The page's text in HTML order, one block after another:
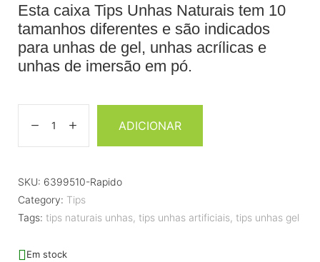
Esta caixa Tips Unhas Naturais tem 10
tamanhos diferentes e são indicados
para unhas de gel, unhas acrílicas e
unhas de imersão em pó.
ADICIONAR
SKU: 6399510-Rapido
Category: Tips
Tags: tips naturais unhas, tips unhas artificiais, tips unhas gel
Em stock